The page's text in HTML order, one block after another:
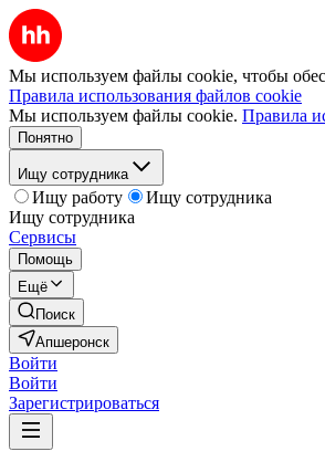
Мы используем файлы cookie, чтобы
Правила использования файлов cookie
Мы используем файлы cookie. Правила
Понятно
Ищу сотрудника
Ищу работу
Ищу сотрудника
Ищу сотрудника
Сервисы
Помощь
Ещё
Поиск
Апшеронск
Войти
Войти
Зарегистрироваться